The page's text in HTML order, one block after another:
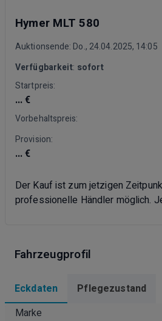
Hymer MLT 580
Auktionsende: Do., 24.04.2025, 14:05
Verfügbarkeit: sofort
Startpreis:
... €
Vorbehaltspreis:
Provision:
... €
Der Kauf ist zum jetzigen
professionelle Händler möglich.
Fahrzeugprofil
Eckdaten
Pflegezustand
Marke